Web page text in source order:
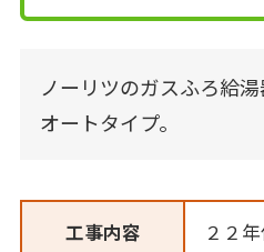
ノーリツのガスふろ給
オートタイプ。
工事内容
２２